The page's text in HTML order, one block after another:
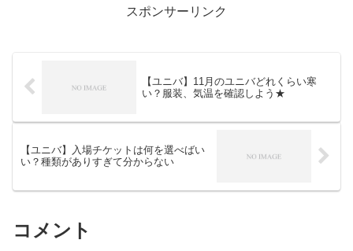
スポンサーリンク
【ユニバ】11月のユニバどれくらい寒
い？服装、気温を確認しよう★
【ユニバ】入場チケットは何を選べばい
い？種類がありすぎて分からない
コメント